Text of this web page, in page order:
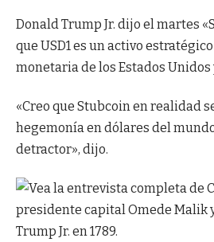
Donald Trump Jr. dijo el martes
que USD1 es un activo
monetaria de los Estados Unidos
«Creo que Stubcoin en realidad
hegemonía en dólares del
detractor», dijo.